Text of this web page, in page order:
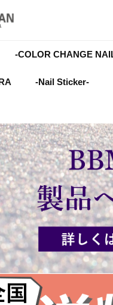
-COLOR CHANGE
-Nail Sticker-